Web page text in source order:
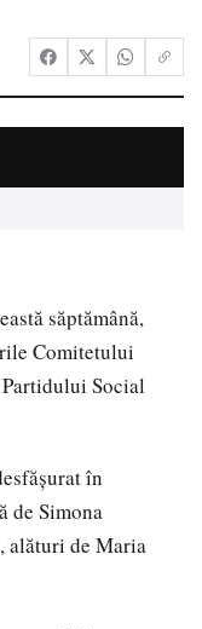
săptămână,
Comitetului
Social
în
de Simona
alături de Maria